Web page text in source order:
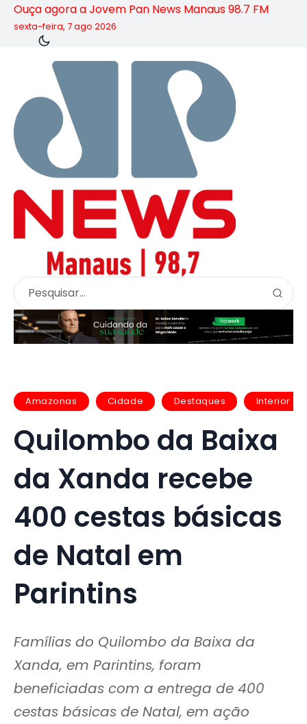
Ouça agora a Jovem Pan News Manaus 98.7 FM
sexta-feira, 7 ago 2026
Amazonas Cidade Destaques Interior
Quilombo da Baixa
da Xanda recebe
400 cestas básicas
de Natal em
Parintins
Famílias do Quilombo da Baixa da
Xanda, em Parintins, foram
beneficiadas com a entrega de 400
cestas básicas de Natal, em ação